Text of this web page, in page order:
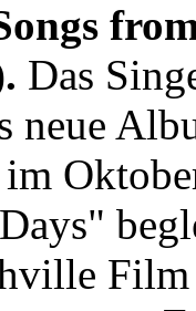
Das
neue